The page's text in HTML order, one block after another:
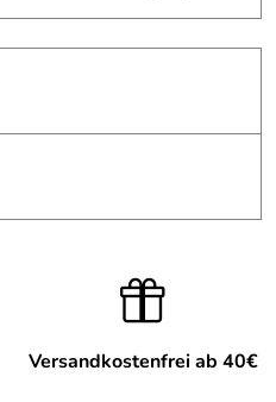
Versandkostenfrei ab 40€